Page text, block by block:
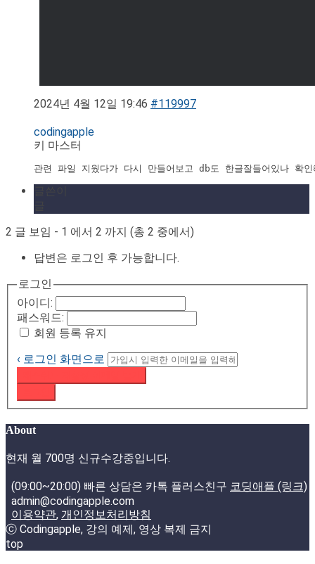
2024년 4월 12일 19:46 #119997
codingapple
키 마스터
관련 파일 지웠다가 다시 만들어보고 db도 한글잘들어있나 확인
2 글 보임 - 1 에서 2 까지 (총 2 중에서)
답변은 로그인 후 가능합니다.
로그인
아이디:
패스워드:
회원 등록 유지
‹ 로그인 화면으로
About
현재 월 700명 신규수강중입니다.
(09:00~20:00) 빠른 상담은 카톡 플러스친구 코딩애플 (링크)
admin@codingapple.com
이용약관, 개인정보처리방침
ⓒ Codingapple, 강의 예제, 영상 복제 금지
top